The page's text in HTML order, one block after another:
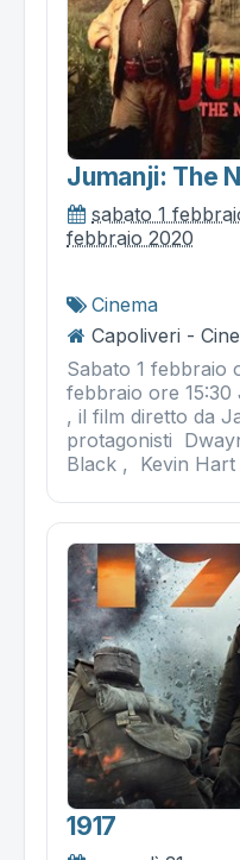
Jumanji: The
sabato 1
febbraio 2020
Cinema
Capoliveri -
Sabato 1 febbraio
febbraio ore 15:30
, il film diretto da
protagonisti
Black , Kevin
1917